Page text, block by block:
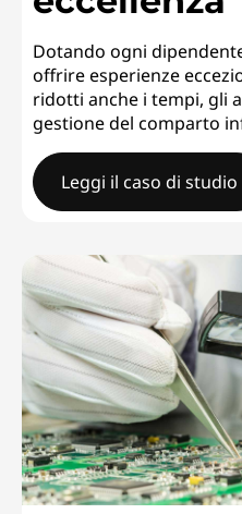
Dotando ogni
offrire esperienze
ridotti anche i tempi, gli
gestione del comparto
Leggi il caso di studio